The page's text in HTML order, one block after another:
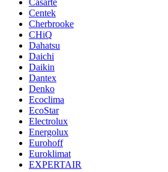
Casarte
Centek
Cherbrooke
CHiQ
Dahatsu
Daichi
Daikin
Dantex
Denko
Ecoclima
EcoStar
Electrolux
Energolux
Eurohoff
Euroklimat
EXPERTAIR